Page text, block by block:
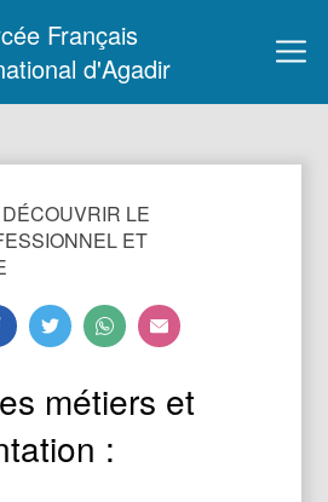
Français
d'Agadir
DÉCOUVRIR LE
ET
métiers et
: